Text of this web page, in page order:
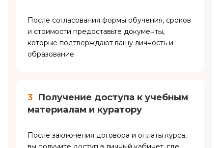
После согласования формы обучения, сроков
и стоимости предоставьте документы,
которые подтверждают вашу личность и
образование.
3 Получение доступа к учебным
материалам и куратору
После заключения договора и оплаты курса,